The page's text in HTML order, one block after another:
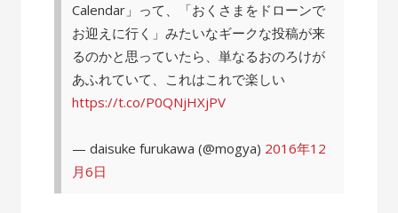
Calendar」って、「おくさまをドローンで
お迎えに行く」みたいなギークな投稿が来
るのかと思っていたら、単なるおのろけが
あふれていて、これはこれで楽しい
https://t.co/P0QNjHXjPV
— daisuke furukawa (@mogya) 2016年12
月6日